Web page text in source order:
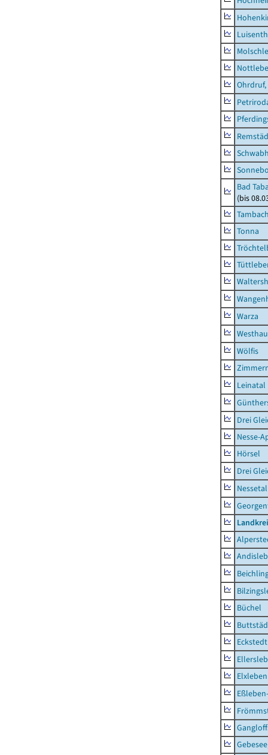
Bad
(bis
Tonna
Warza
Wölfis
Leinatal
Drei
Nesse-
Hörsel
Drei
Nessetal
Büchel
Eckstedt
Elxleben